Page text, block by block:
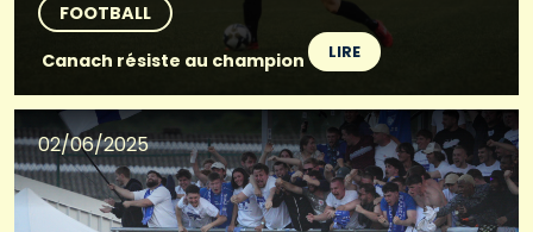
FOOTBALL
Canach résiste au champion
LIRE
02/06/2025